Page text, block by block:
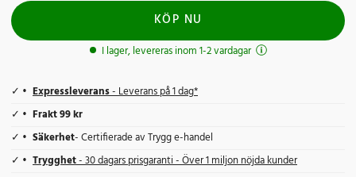
KÖP NU
I lager, levereras inom 1-2 vardagar
Expressleverans- Leverans på 1 dag*
Frakt 99 kr
Säkerhet- Certifierade av Trygg e-handel
Trygghet- 30 dagars prisgaranti - Över 1 miljon nöjda kunder